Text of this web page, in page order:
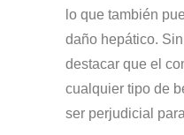
lo que también
daño hepático.
destacar que el
cualquier tipo de
ser perjudicial